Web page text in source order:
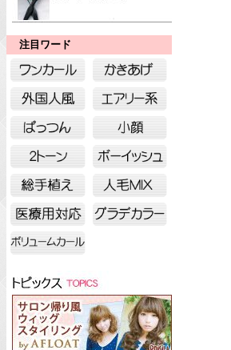
注目ワード